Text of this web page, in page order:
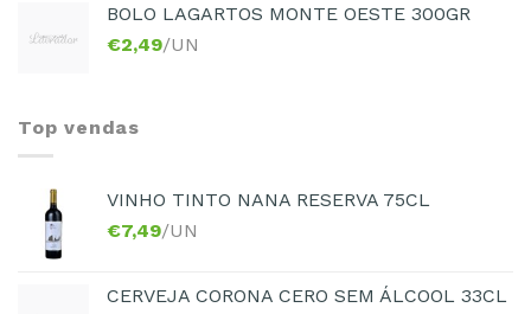
BOLO LAGARTOS MONTE OESTE 300GR
€2,49/UN
Top vendas
VINHO TINTO NANA RESERVA 75CL
€7,49/UN
CERVEJA CORONA CERO SEM ÁLCOOL 33CL